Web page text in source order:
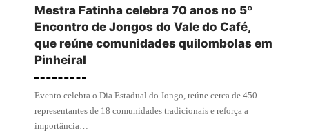
Mestra Fatinha celebra 70 anos no 5º
Encontro de Jongos do Vale do Café,
que reúne comunidades quilombolas em
Pinheiral
Evento celebra o Dia Estadual do Jongo, reúne cerca de 450
representantes de 18 comunidades tradicionais e reforça a
importância…